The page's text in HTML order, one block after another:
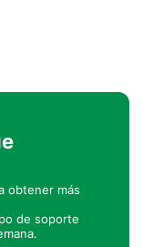
obtener más
de soporte